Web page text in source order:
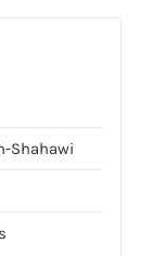
Shahawi